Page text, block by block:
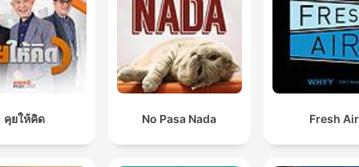
คุยให้คิด No Pasa Nada Fresh Air